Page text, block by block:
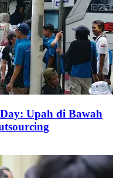
Upah di Bawah